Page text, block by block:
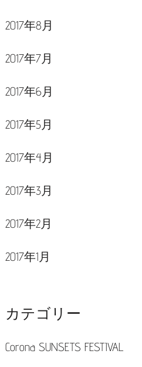
2017年8月
2017年7月
2017年6月
2017年5月
2017年4月
2017年3月
2017年2月
2017年1月
カテゴリー
Corona SUNSETS FESTIVAL